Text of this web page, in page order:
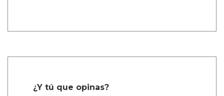
¿Y tú que opinas?